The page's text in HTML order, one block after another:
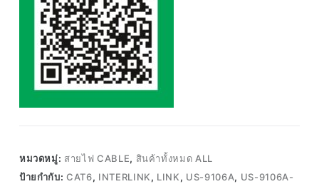
หมวดหมู่: สายไฟ CABLE, สินค้าทั้งหมด ALL
ป้ายกำกับ:CAT6, INTERLINK, LINK, US-9106A, US-9106A-